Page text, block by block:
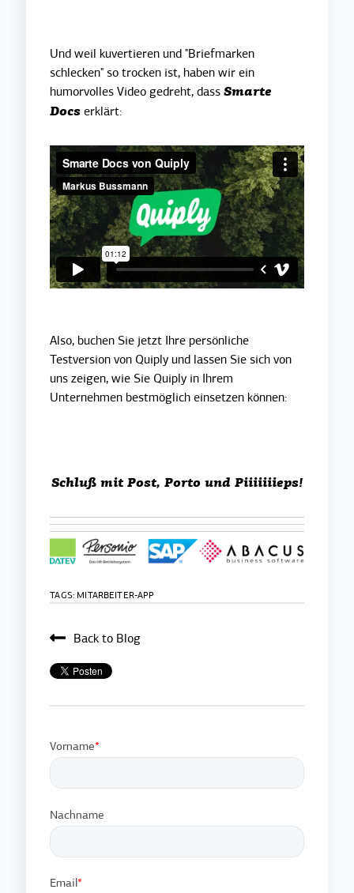
Und weil kuvertieren und "Briefmarken
schlecken" so trocken ist, haben wir ein
humorvolles Video gedreht, dassSmarte
Docs erklärt:
Also, buchen Sie jetzt Ihre persönliche
Testversion von Quiply und lassen Sie sich von
uns zeigen, wie Sie Quiply in Ihrem
Unternehmen bestmöglich einsetzen können:
Schluß mit Post, Porto und Piiiiiiieps!
TAGS: MITARBEITER-APP
Back to Blog
Vorname*
Nachname
Email*